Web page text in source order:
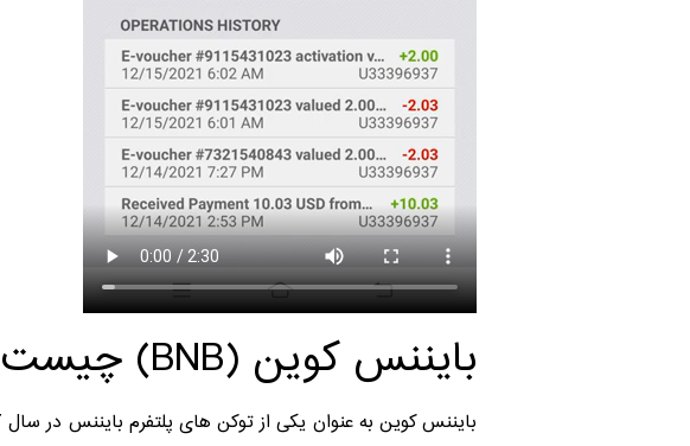
بایننس کوین (BNB) چیست؟